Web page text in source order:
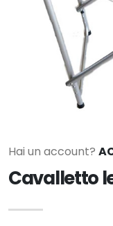
Hai un account?
Cavalletto